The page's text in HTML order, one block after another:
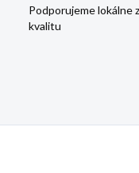
Podporujeme lokálne
kvalitu